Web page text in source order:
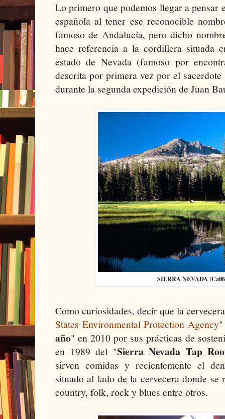
Lo primero que podemos llegar a pensar
española al tener ese reconocible
famoso de Andalucía, pero dicho
hace referencia a la cordillera situada
estado de Nevada (famoso por
descrita por primera vez por el
durante la segunda expedición de Juan
SIERRA NEVADA
Como curiosidades, decir que la
States Environmental Protection Agency
año" en 2010 por sus prácticas de
en 1989 del "Sierra Nevada Tap
sirven comidas y recientemente el
situado al lado de la cervecera donde se
country, folk, rock y blues entre otros.